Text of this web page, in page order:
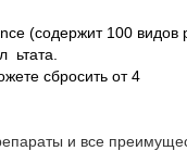
(содержит 100 видов
ьтата.
сбросить от 4
и все